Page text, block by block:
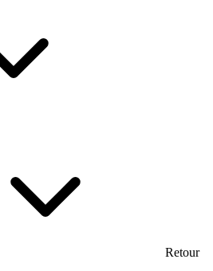
Retour